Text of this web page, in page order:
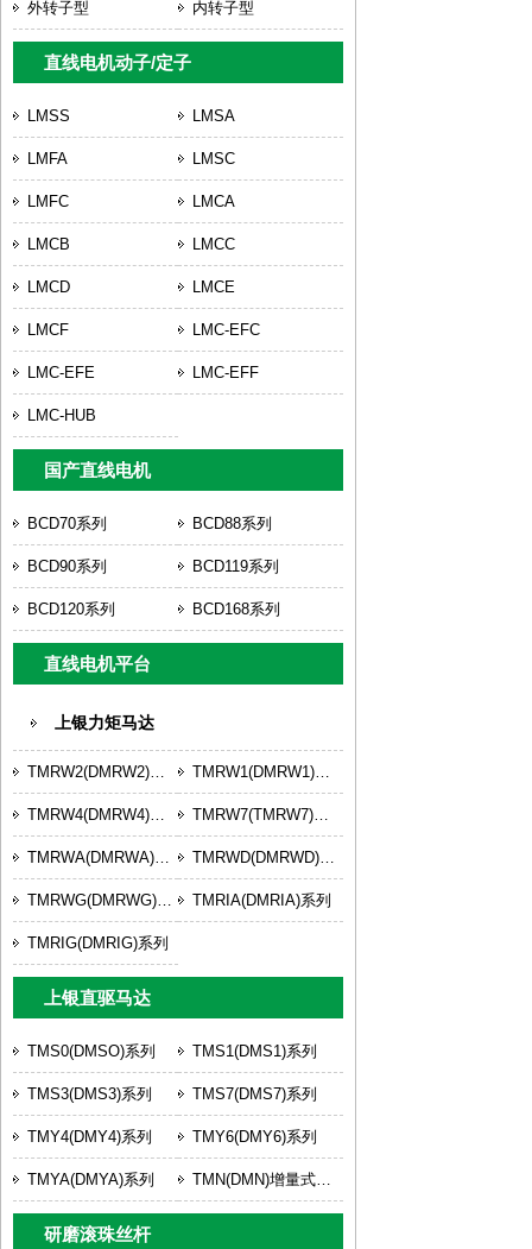
外转子型 内转子型
直线电机动子/定子
LMSS LMSA
LMFA LMSC
LMFC LMCA
LMCB LMCC
LMCD LMCE
LMCF LMC-EFC
LMC-EFE LMC-EFF
LMC-HUB
国产直线电机
BCD70系列 BCD88系列
BCD90系列 BCD119系列
BCD120系列 BCD168系列
直线电机平台
上银力矩马达
TMRW2(DMRW2)系列 TMRW1(DMRW1)系列
TMRW4(DMRW4)系列 TMRW7(TMRW7)系列
TMRWA(DMRWA)系列 TMRWD(DMRWD)系列
TMRWG(DMRWG)系列 TMRIA(DMRIA)系列
TMRIG(DMRIG)系列
上银直驱马达
TMS0(DMSO)系列 TMS1(DMS1)系列
TMS3(DMS3)系列 TMS7(DMS7)系列
TMY4(DMY4)系列 TMY6(DMY6)系列
TMYA(DMYA)系列 TMN(DMN)增量式系列
研磨滚珠丝杆